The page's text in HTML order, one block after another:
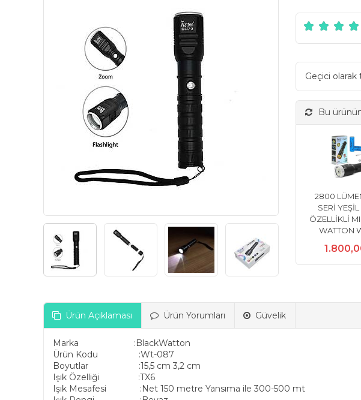
Geçici
Bu
2800
SERİ
ÖZELLİKLİ
WATTON
Ürün Açıklaması Ürün Yorumları Güvelik
Marka :BlackWatton
Ürün Kodu :Wt-087
Boyutlar :15,5 cm 3,2 cm
Işık Özelliği :TX6
Işık Mesafesi :Net 150 metre Yansıma ile 300-500 mt